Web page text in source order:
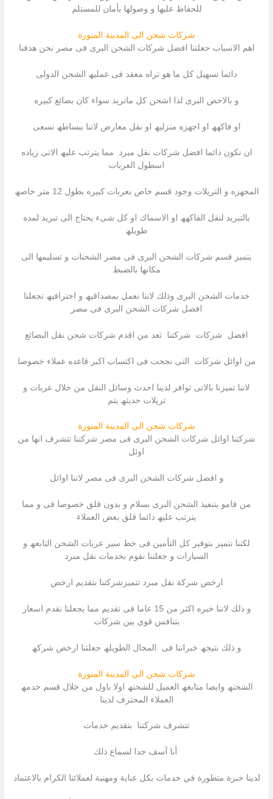
للحفاظ علیھا و وصولھا بأمان للمستلم
شركات شحن الى المدينة المنورة
اھم الاسباب جعلتنا افضل شركات الشحن البرى فى مصر نحن ھدفنا
دائما تسھیل كل ما ھو تراه معقد فى عملیھ الشحن الدولى
و بالاخص البرى لذا اشحن كل ماترید سواء كان بضائع كبیره
او فاكھھ او اجھزه منزلیھ او نقل معارض لاننا ببساطھ نسعى
ان نكون دائما افضل شركات نقل مبرد مما یترتب علیھ الاتى زیاده
اسطول العربات
المجھزه و التریلات وجود قسم خاص بعربات كبیره بطول 12 متر خاصھ
بالتبرید لنقل الفاكھھ او الاسماك او كل شىء یحتاج الى تبرید لمده
طویلھ
یتمیز قسم شركات الشحن البرى فى مصر الشحنات و تسلیمھا الى
مكانھا بالضبط
خدمات الشحن البرى وذلك لاننا نعمل بمصداقیھ و احترافیھ تجعلنا
افضل شركات الشحن البرى فى مصر
افضل شركات شركتنا تعد من اقدم شركات شحن نقل البضائع
من اوائل شركات التى نجحت فى اكتساب اكبر قاعده عملاء خصوصا
لاننا تمیزنا بالاتى توافر لدینا احدث وسائل النقل من خلال عربات و
تریلات حدیثھ یتم
شركات شحن الى المدينة المنورة
شركتنا اوائل شركات الشحن البرى فى مصر شركتنا تتشرف انھا من
اوئل
و افضل شركات الشحن البرى فى مصر لاننا اوائل
من قامو بتنفیذ الشحن البرى بسلام و بدون قلق خصوصا فى و مما
یترتب علیھ دائما قلق بعض العملاء
لكننا نتمیز بتوفیر كل التأمین فى خط سیر عربات الشحن التابعھ و
السیارات و جعلتنا نقوم بخدمات نقل مبرد
ارخص شركة نقل مبرد تتمیزشركتنا بتقدیم ارخص
و ذلك لاننا خبره اكثر من 15 عاما فى تقدیم مما یجعلنا نقدم اسعار
بتنافس قوى بین شركات
و ذلك نتیجھ خبراتنا فى المجال الطویلھ جعلتنا ارخص شركھ
شركات شحن الى المدينة المنورة
الشحنھ وایضا متابعھ العمیل للشحنھ اولا باول من خلال قسم خدمھ
العملاء المحترف لدینا
تتشرف شركتنا بتقدیم خدمات
أنا آسف جدا لسماع ذلك
لدينا خبرة متطورة في خدمات بكل عناية ومهنية لعملائنا الكرام بالاعتماد